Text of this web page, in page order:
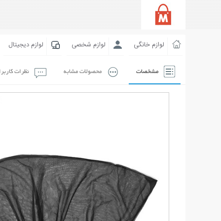
لوازم خانگی لوازم شخصی لوازم دیجیتال
مشخصات محصولات مشابه نظرات